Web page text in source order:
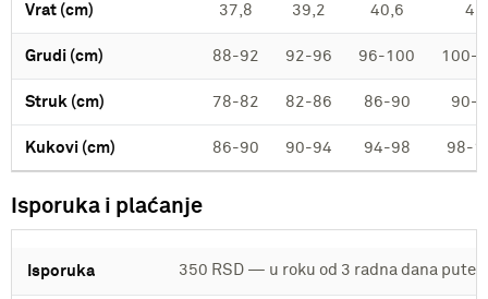
Vrat (cm) 37,8 39,2 40,6 42
Grudi (cm) 88-92 92-96 96-100 100-
Struk (cm) 78-82 82-86 86-90 90-
Kukovi (cm) 86-90 90-94 94-98 98-
Isporuka i plaćanje
Isporuka 350 RSD — u roku od 3 radna dana